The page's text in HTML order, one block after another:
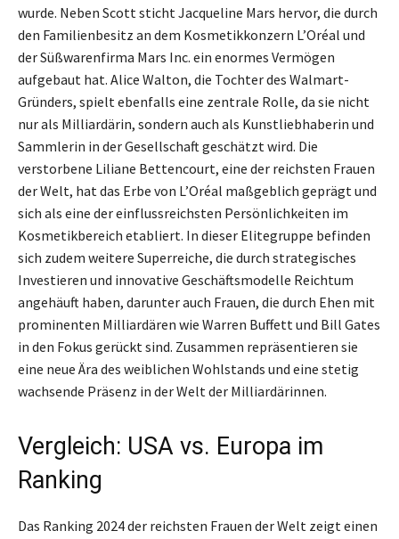
wurde. Neben Scott sticht Jacqueline Mars hervor, die durch
den Familienbesitz an dem Kosmetikkonzern L’Oréal und
der Süßwarenfirma Mars Inc. ein enormes Vermögen
aufgebaut hat. Alice Walton, die Tochter des Walmart-
Gründers, spielt ebenfalls eine zentrale Rolle, da sie nicht
nur als Milliardärin, sondern auch als Kunstliebhaberin und
Sammlerin in der Gesellschaft geschätzt wird. Die
verstorbene Liliane Bettencourt, eine der reichsten Frauen
der Welt, hat das Erbe von L’Oréal maßgeblich geprägt und
sich als eine der einflussreichsten Persönlichkeiten im
Kosmetikbereich etabliert. In dieser Elitegruppe befinden
sich zudem weitere Superreiche, die durch strategisches
Investieren und innovative Geschäftsmodelle Reichtum
angehäuft haben, darunter auch Frauen, die durch Ehen mit
prominenten Milliardären wie Warren Buffett und Bill Gates
in den Fokus gerückt sind. Zusammen repräsentieren sie
eine neue Ära des weiblichen Wohlstands und eine stetig
wachsende Präsenz in der Welt der Milliardärinnen.
Vergleich: USA vs. Europa im
Ranking
Das Ranking 2024 der reichsten Frauen der Welt zeigt einen